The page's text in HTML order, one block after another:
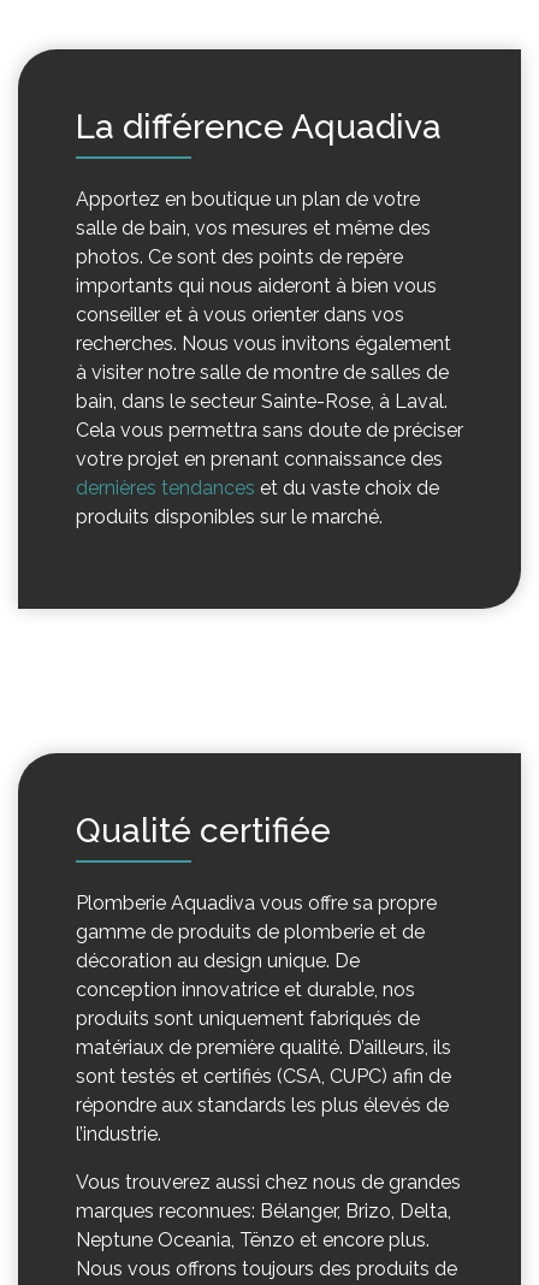
La différence Aquadiva
Apportez en boutique un plan de votre
salle de bain, vos mesures et même des
photos. Ce sont des points de repère
importants qui nous aideront à bien vous
conseiller et à vous orienter dans vos
recherches. Nous vous invitons également
à visiter notre salle de montre de salles de
bain, dans le secteur Sainte-Rose, à Laval.
Cela vous permettra sans doute de préciser
votre projet en prenant connaissance des
dernières tendances et du vaste choix de
produits disponibles sur le marché.
Qualité certifiée
Plomberie Aquadiva vous offre sa propre
gamme de produits de plomberie et de
décoration au design unique. De
conception innovatrice et durable, nos
produits sont uniquement fabriqués de
matériaux de première qualité. D’ailleurs, ils
sont testés et certifiés (CSA, CUPC) afin de
répondre aux standards les plus élevés de
l’industrie.
Vous trouverez aussi chez nous de grandes
marques reconnues: Bélanger, Brizo, Delta,
Neptune Oceania, Tënzo et encore plus.
Nous vous offrons toujours des produits de